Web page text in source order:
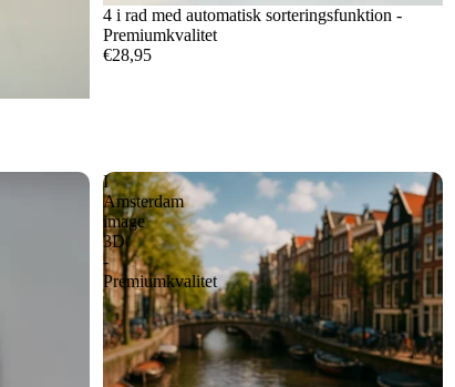
4 i rad med automatisk sorteringsfunktion -
Premiumkvalitet
€28,95
I
Amsterdam
image
3D
-
Premiumkvalitet